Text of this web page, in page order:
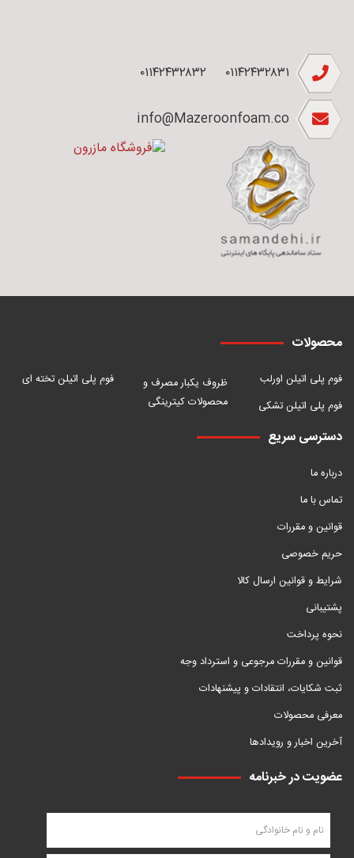
۰۱۱۴۲۴۳۲۸۳۱ ۰۱۱۴۲۴۳۲۸۳۲
info@Mazeroonfoam.co
محصولات
فوم پلی اتیلن اورلب
فوم پلی اتیلن تشکی
ظروف یکبار مصرف و
محصولات کیترینگی
فوم پلی اتیلن تخته ای
دسترسی سریع
درباره ما
تماس با ما
قوانین و مقررات
حریم خصوصی
شرایط و قوانین ارسال کالا
پشتیبانی
نحوه پرداخت
قوانین و مقررات مرجوعی و استرداد وجه
ثبت شکایات، انتقادات و پیشنهادات
معرفی محصولات
آخرین اخبار و رویدادها
عضویت در خبرنامه